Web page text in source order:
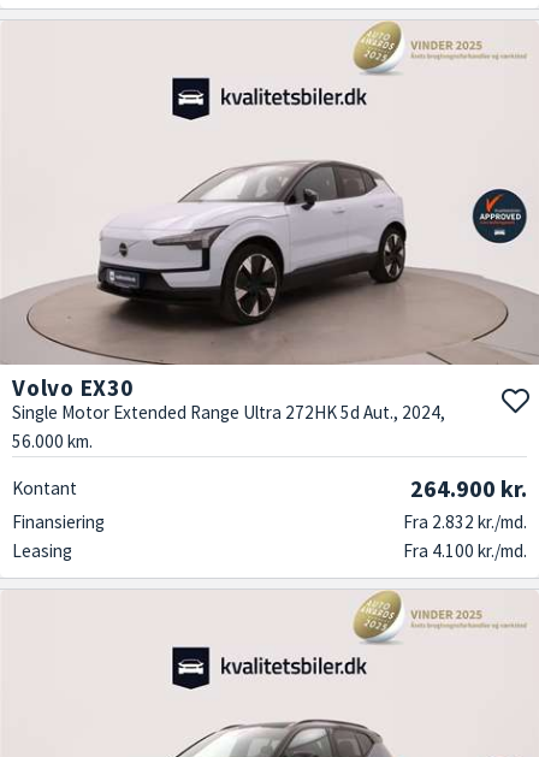
Volvo EX30
Single Motor Extended Range Ultra 272HK 5d Aut., 2024,
56.000 km.
Kontant 264.900 kr.
Finansiering
Fra 2.832 kr./md.
Leasing
Fra 4.100 kr./md.